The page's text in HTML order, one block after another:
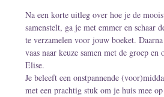
Na een korte uitleg over hoe je de
samenstelt, ga je met emmer en schaar
te verzamelen voor jouw boeket.
vaas naar keuze samen met de groep
Elise.
Je beleeft een onstpannende
met een prachtig stuk om je huis mee